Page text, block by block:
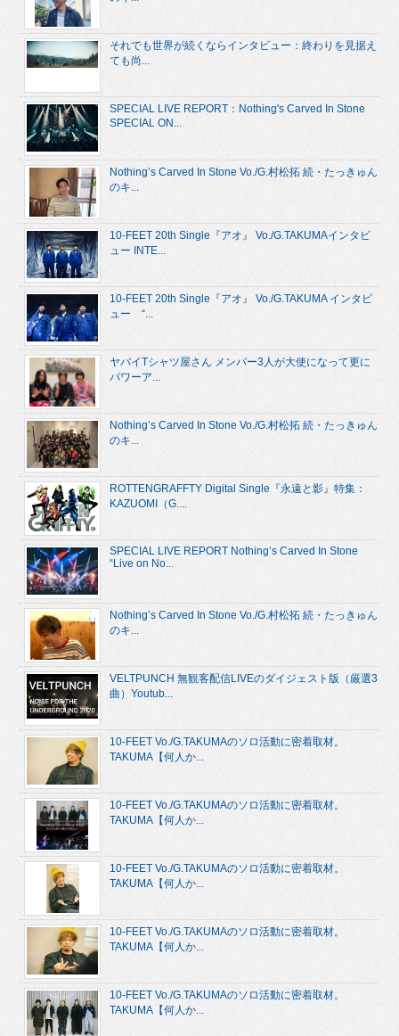
それでも世界が続くならインタビュー：終わりを見据え
ても尚...
SPECIAL LIVE REPORT：Nothing's Carved In Stone
SPECIAL ON...
Nothing’s Carved In Stone Vo./G.村松拓 続・たっきゅん
のキ...
10-FEET 20th Single『アオ』 Vo./G.TAKUMAインタビ
ュー INTE...
10-FEET 20th Single『アオ』 Vo./G.TAKUMA インタビ
ュー “...
ヤバイTシャツ屋さん メンバー3人が大使になって更に
パワーア...
Nothing’s Carved In Stone Vo./G.村松拓 続・たっきゅん
のキ...
ROTTENGRAFFTY Digital Single『永遠と影』特集：
KAZUOMI（G....
SPECIAL LIVE REPORT Nothing’s Carved In Stone
“Live on No...
Nothing’s Carved In Stone Vo./G.村松拓 続・たっきゅん
のキ...
VELTPUNCH 無観客配信LIVEのダイジェスト版（厳選3
曲）Youtub...
10-FEET Vo./G.TAKUMAのソロ活動に密着取材。
TAKUMA【何人か...
10-FEET Vo./G.TAKUMAのソロ活動に密着取材。
TAKUMA【何人か...
10-FEET Vo./G.TAKUMAのソロ活動に密着取材。
TAKUMA【何人か...
10-FEET Vo./G.TAKUMAのソロ活動に密着取材。
TAKUMA【何人か...
10-FEET Vo./G.TAKUMAのソロ活動に密着取材。
TAKUMA【何人か...